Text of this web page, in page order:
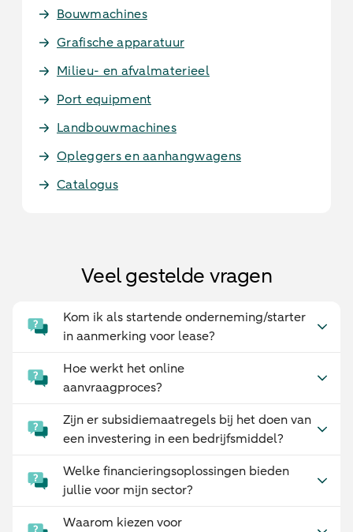
Bouwmachines
Grafische apparatuur
Milieu- en afvalmaterieel
Port equipment
Landbouwmachines
Opleggers en aanhangwagens
Catalogus
Veel gestelde vragen
Kom ik als startende onderneming/starter
in aanmerking voor lease?
Hoe werkt het online
aanvraagproces?
Zijn er subsidiemaatregels bij het doen van
een investering in een bedrijfsmiddel?
Welke financieringsoplossingen bieden
jullie voor mijn sector?
Waarom kiezen voor